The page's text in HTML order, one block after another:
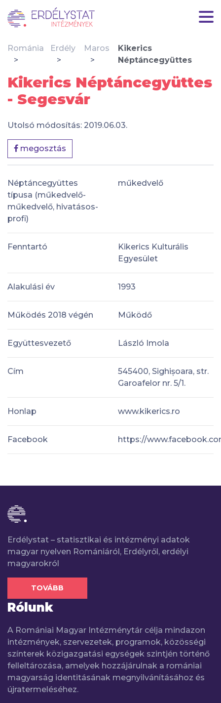
Románia Erdély Maros
Kikerics
Néptáncegyüttes
Kikerics Néptáncegyüttes
- Segesvár
Utolsó módosítás: 2019.06.03.
megosztás
Néptáncegyüttes
típusa (műkedvelő-
műkedvelő, hivatásos-
profi)
műkedvelő
Fenntartó
Kikerics Kulturális
Egyesület
Alakulási év 1993
Működés 2018 végén Működő
Együttesvezető László Imola
Cím
545400, Sighișoara, str.
Garoafelor nr. 5/1.
Honlap www.kikerics.ro
Facebook https://
Erdélystat – statisztikai és intézményi adatok
magyar nyelven Romániáról, Erdélyről, erdélyi
magyarokról
TOVÁBB
Rólunk
A Romániai Magyar Intézménytár célja mindazon
intézmények, szervezetek, programok, közösségi
színterek közigazgatási egységek szintjén történő
felleltározása, amelyek hozzájárulnak a romániai
magyarság identitásának megnyilvánításához és
újratermeléséhez.